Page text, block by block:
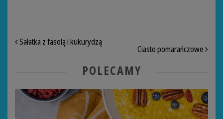
NAWIGACJA PO ARTYKUŁACH
Sałatka z fasolą i kukurydzą
Ciasto pomarańczowe
POLECAMY